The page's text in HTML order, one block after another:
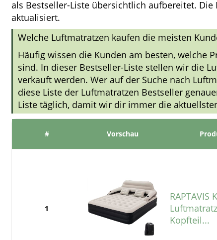
als Bestseller-Liste übersichtlich aufbereitet.
aktualisiert.
Welche Luftmatratzen kaufen die meisten
Häufig wissen die Kunden am besten, welche
sind. In dieser Bestseller-Liste stellen wir die
verkauft werden. Wer auf der Suche nach
diese Liste der Luftmatratzen Bestseller
Liste täglich, damit wir dir immer die
# Vorschau
1
RAPTAVIS
Kopfteil...